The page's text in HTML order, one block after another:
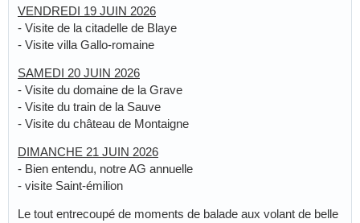
VENDREDI 19 JUIN 2026
- Visite de la citadelle de Blaye
- Visite villa Gallo-romaine
SAMEDI 20 JUIN 2026
- Visite du domaine de la Grave
- Visite du train de la Sauve
- Visite du château de Montaigne
DIMANCHE 21 JUIN 2026
- Bien entendu, notre AG annuelle
- visite Saint-émilion
Le tout entrecoupé de moments de balade aux volant de belle